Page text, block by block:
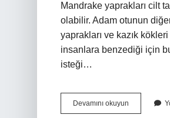
Mandrake yaprakları cilt
olabilir. Adam otunun
yaprakları ve kazık
insanlara benzediği için
isteği…
Devamını okuyun
Otu